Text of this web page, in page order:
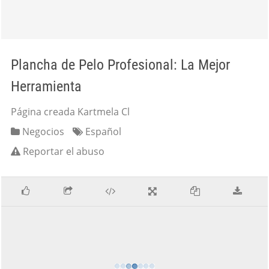
Plancha de Pelo Profesional: La Mejor
Herramienta
Página creada Kartmela Cl
Negocios
Español
Reportar el abuso